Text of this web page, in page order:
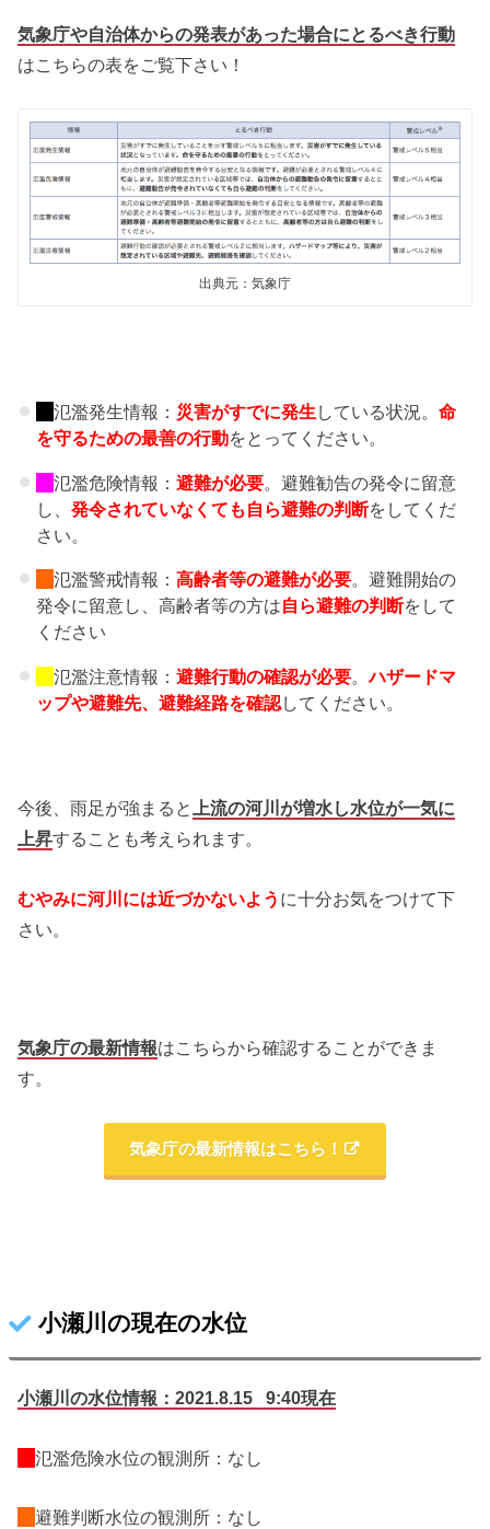
気象庁や自治体からの発表があった場合にとるべき行動
はこちらの表をご覧下さい！
出典元：気象庁
氾濫発生情報： 災害がすでに発生 している状況。 命
を守るための最善の行動をとってください。
氾濫危険情報： 避難が必要。避難勧告の発令に留意
し、 発令されていなくても自ら避難の判断をしてくだ
さい。
氾濫警戒情報： 高齢者等の避難が必要。避難開始の
発令に留意し、高齢者等の方は自ら避難の判断をして
ください
氾濫注意情報： 避難行動の確認が必要。 ハザードマ
ップや避難先、 避難経路を確認してください。
今後、雨足が強まると
上流の河川が増水し水位が一気に
上昇することも考えられます。
むやみに河川には近づかないよう に十分お気をつけて下
さい。
気象庁の最新情報はこちらから確認することができま
す。
気象庁の最新情報はこちら！
小瀬川の現在の水位
小瀬川の水位情報：2021.8.15 9:40現在
氾濫危険水位の観測所：なし
避難判断水位の観測所：なし